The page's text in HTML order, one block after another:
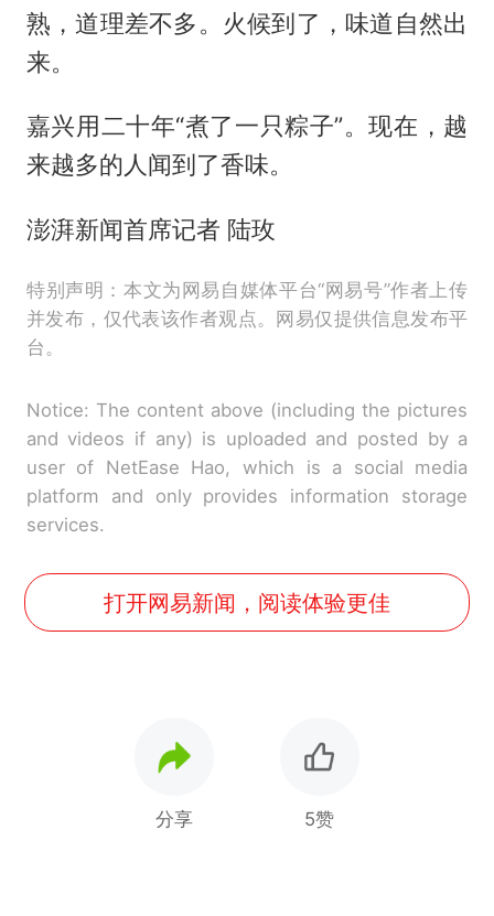
熟，道理差不多。火候到了，味道自然出
来。
嘉兴用二十年“煮了一只粽子”。现在，越
来越多的人闻到了香味。
澎湃新闻首席记者 陆玫
特别声明：本文为网易自媒体平台“网易号”作者上传
并发布，仅代表该作者观点。网易仅提供信息发布平
台。
Notice: The content above (including the pictures
and videos if any) is uploaded and posted by a
user of NetEase Hao, which is a social media
platform and only provides information storage
services.
打开网易新闻，阅读体验更佳
分享 5赞